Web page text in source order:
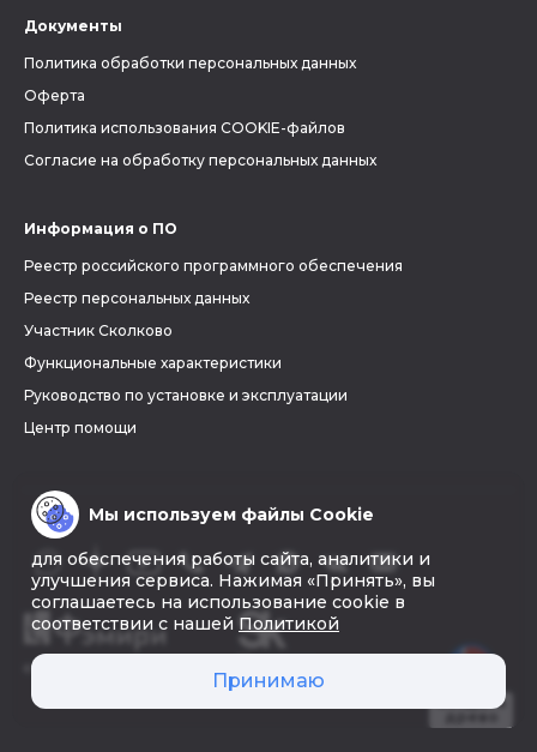
Документы
Политика обработки персональных данных
Оферта
Политика использования COOKIE-файлов
Согласие на обработку персональных данных
Информация о ПО
Реестр российского программного обеспечения
Реестр персональных данных
Участник Сколково
Функциональные характеристики
Руководство по установке и эксплуатации
Центр помощи
© 2026 «Фэмири»
Мы используем файлы Cookie
для обеспечения работы сайта, аналитики и
улучшения сервиса. Нажимая «Принять», вы
соглашаетесь на использование cookie в
соответствии с нашей Политикой
Принимаю
Создать